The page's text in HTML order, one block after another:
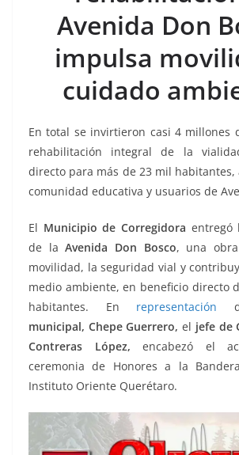
o
k
p er
Avenida Don
impulsa
cuidado
En total se invirtieron casi 4 millones
rehabilitación integral de la
directo para más de 23 mil habitantes,
comunidad educativa y usuarios de
El Municipio de Corregidora entregó
de laAvenida Don Bosco, una
movilidad, la seguridad vial y
medio ambiente, en beneficio directo
habitantes. En representación
municipal, Chepe Guerrero, el jefe de
Contreras López, encabezó el
ceremonia de Honores a la
Instituto Oriente Querétaro.